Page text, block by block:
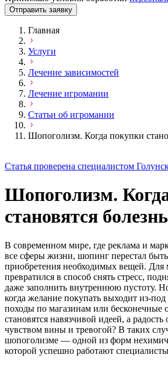
Отправить заявку
Главная
Услуги
Лечение зависимостей
Лечение игромании
Статьи об игромании
Шопоголизм. Когда покупки
Статья проверена специалистом
Шопоголизм.
становятся
В современном мире, где реклама и
все сферы жизни, шопинг перестал
приобретения необходимых вещей. Для
превратился в способ снять стресс,
даже заполнить внутреннюю пустоту.
когда желание покупать выходит из-под
походы по магазинам или бесконечные
становятся навязчивой идеей, а
чувством вины и тревогой? В таких
шопоголизме — одной из форм
которой успешно работают